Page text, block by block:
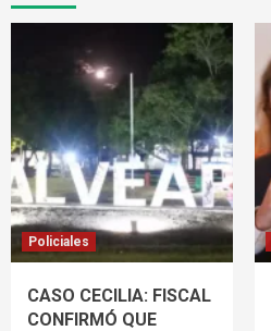
Policiales
CASO CECILIA: FISCAL
CONFIRMÓ QUE